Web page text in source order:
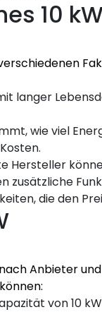
10
langer
wie viel
Hersteller
zusätzliche
die den
Anbieter
von 10